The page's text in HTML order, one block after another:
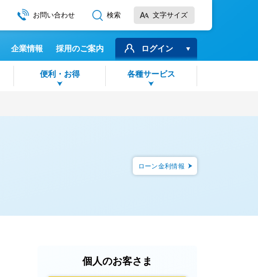
お問い合わせ 検索 文字サイズ
標準 拡大
企業情報 採用のご案内 ログイン
便利・お得 各種サービス
ローン金利情報
個人のお客さま